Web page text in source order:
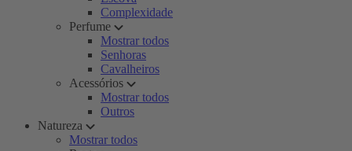
Complexidade
Perfume
Mostrar todos
Senhoras
Cavalheiros
Acessórios
Mostrar todos
Outros
Natureza
Mostrar todos